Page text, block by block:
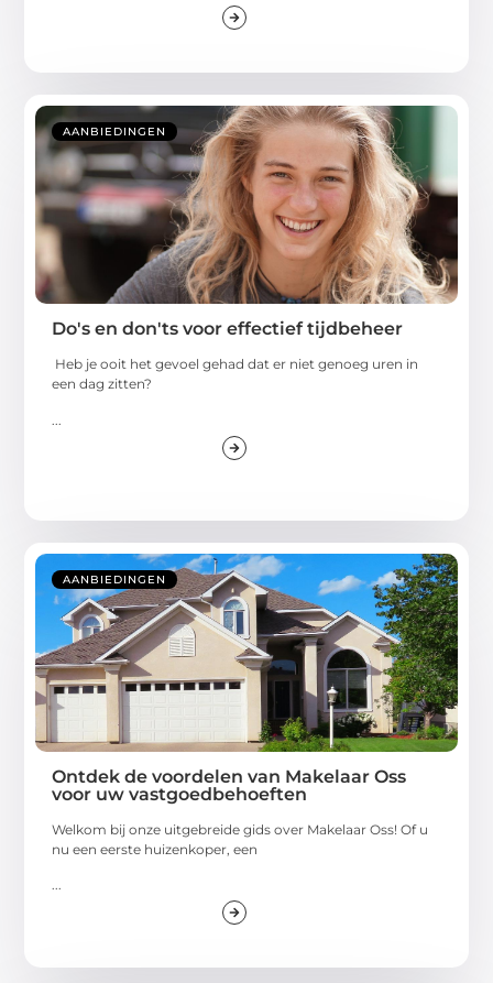
AANBIEDINGEN
Do's en don'ts voor effectief tijdbeheer
Heb je ooit het gevoel gehad dat er niet genoeg uren in
een dag zitten?
AANBIEDINGEN
Ontdek de voordelen van Makelaar Oss
voor uw vastgoedbehoeften
Welkom bij onze uitgebreide gids over Makelaar Oss! Of u
nu een eerste huizenkoper, een
...